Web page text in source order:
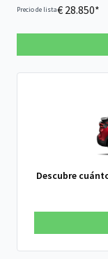
Precio de lista€ 28.850*
Descubre